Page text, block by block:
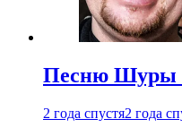
Песню Шуры
2 года спустя2 года